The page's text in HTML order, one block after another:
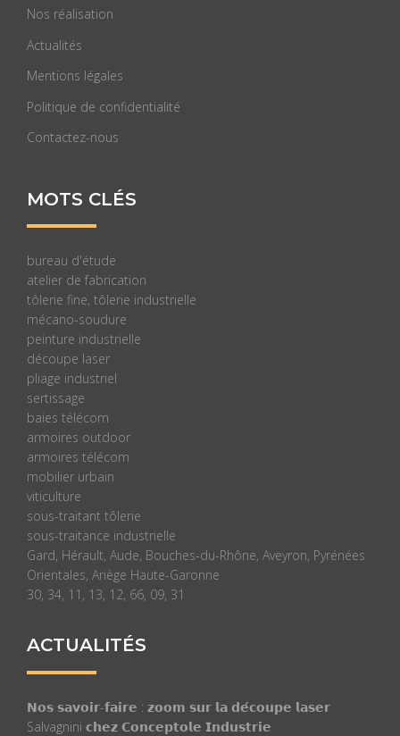
Nos réalisation
Actualités
Mentions légales
Politique de confidentialité
Contactez-nous
MOTS CLÉS
bureau d'étude
atelier de fabrication
tôlerie fine, tôlerie industrielle
mécano-soudure
peinture industrielle
découpe laser
pliage industriel
sertissage
baies télécom
armoires outdoor
armoires télécom
mobilier urbain
viticulture
sous-traitant tôlerie
sous-traitance industrielle
Gard, Hérault, Aude, Bouches-du-Rhône, Aveyron, Pyrénées
Orientales, Ariège Haute-Garonne
30, 34, 11, 13, 12, 66, 09, 31
ACTUALITÉS
𝗡𝗼𝘀 𝘀𝗮𝘃𝗼𝗶𝗿-𝗳𝗮𝗶𝗿𝗲 : 𝘇𝗼𝗼𝗺 𝘀𝘂𝗿 𝗹𝗮 𝗱𝗲́𝗰𝗼𝘂𝗽𝗲 𝗹𝗮𝘀𝗲𝗿
Salvagnini 𝗰𝗵𝗲𝘇 𝗖𝗼𝗻𝗰𝗲𝗽𝘁𝗼𝗹𝗲 𝗜𝗻𝗱𝘂𝘀𝘁𝗿𝗶𝗲